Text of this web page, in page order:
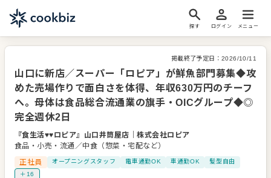
探す ログイン メニュー
掲載終了予定日： 2026/10/11
山口に新店／スーパー「ロピア」が鮮魚部門募集◆攻
めた売場作りで面白さを体得、年収630万円のチーフ
へ。母体は食品総合流通業の旗手・OICグループ◆◎
完全週休2日
『食生活♥♥ロピア』山口井筒屋店 ｜株式会社ロピア
食品・小売・流通／中食（惣菜・宅配など）
正社員
オープニングスタッフ 電車通勤OK 車通勤OK
髪型自由
＋16